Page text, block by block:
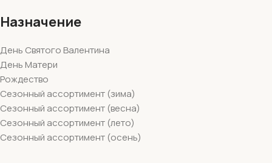
Назначение
День Святого Валентина
День Матери
Рождество
Сезонный ассортимент (зима)
Сезонный ассортимент (весна)
Сезонный ассортимент (лето)
Сезонный ассортимент (осень)